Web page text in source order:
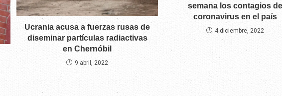
Ucrania acusa a fuerzas rusas de
diseminar partículas radiactivas
en Chernóbil
9 abril, 2022
semana los contagios de
coronavirus en el país
4 diciembre, 2022